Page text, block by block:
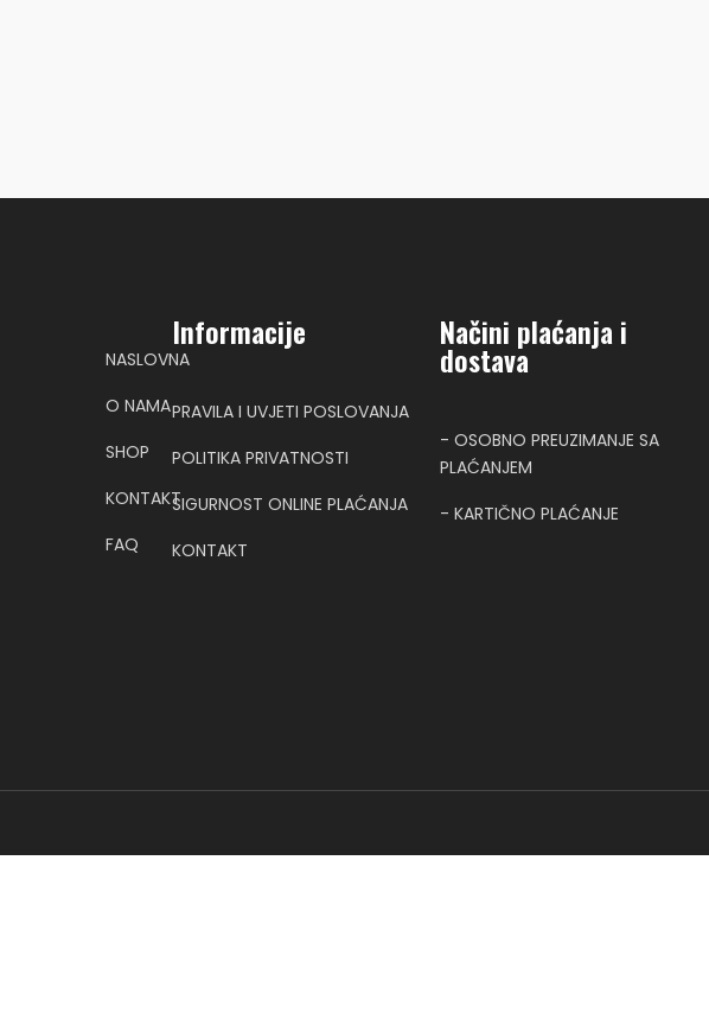
NASLOVNA
O NAMA
SHOP
KONTAKT
FAQ
Informacije
PRAVILA I UVJETI POSLOVANJA
POLITIKA PRIVATNOSTI
SIGURNOST ONLINE PLAĆANJA
KONTAKT
Načini plaćanja i
dostava
- OSOBNO PREUZIMANJE SA
PLAĆANJEM
- KARTIČNO PLAĆANJE